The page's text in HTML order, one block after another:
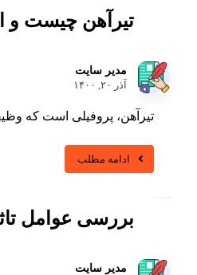
تیرآهن چیست و
مدیر سایت
آذر ۲۰, ۱۴۰۰
تیرآهن، پروفیلی است که
ادامه مطلب
بررسی عوامل
مدیر سایت